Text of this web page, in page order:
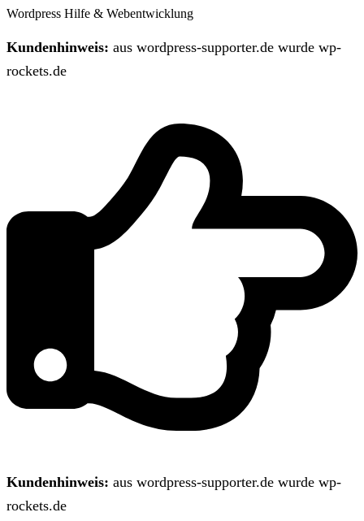
Wordpress Hilfe & Webentwicklung
Kundenhinweis: aus wordpress-supporter.de wurde wp-
rockets.de
Kundenhinweis: aus wordpress-supporter.de wurde wp-
rockets.de